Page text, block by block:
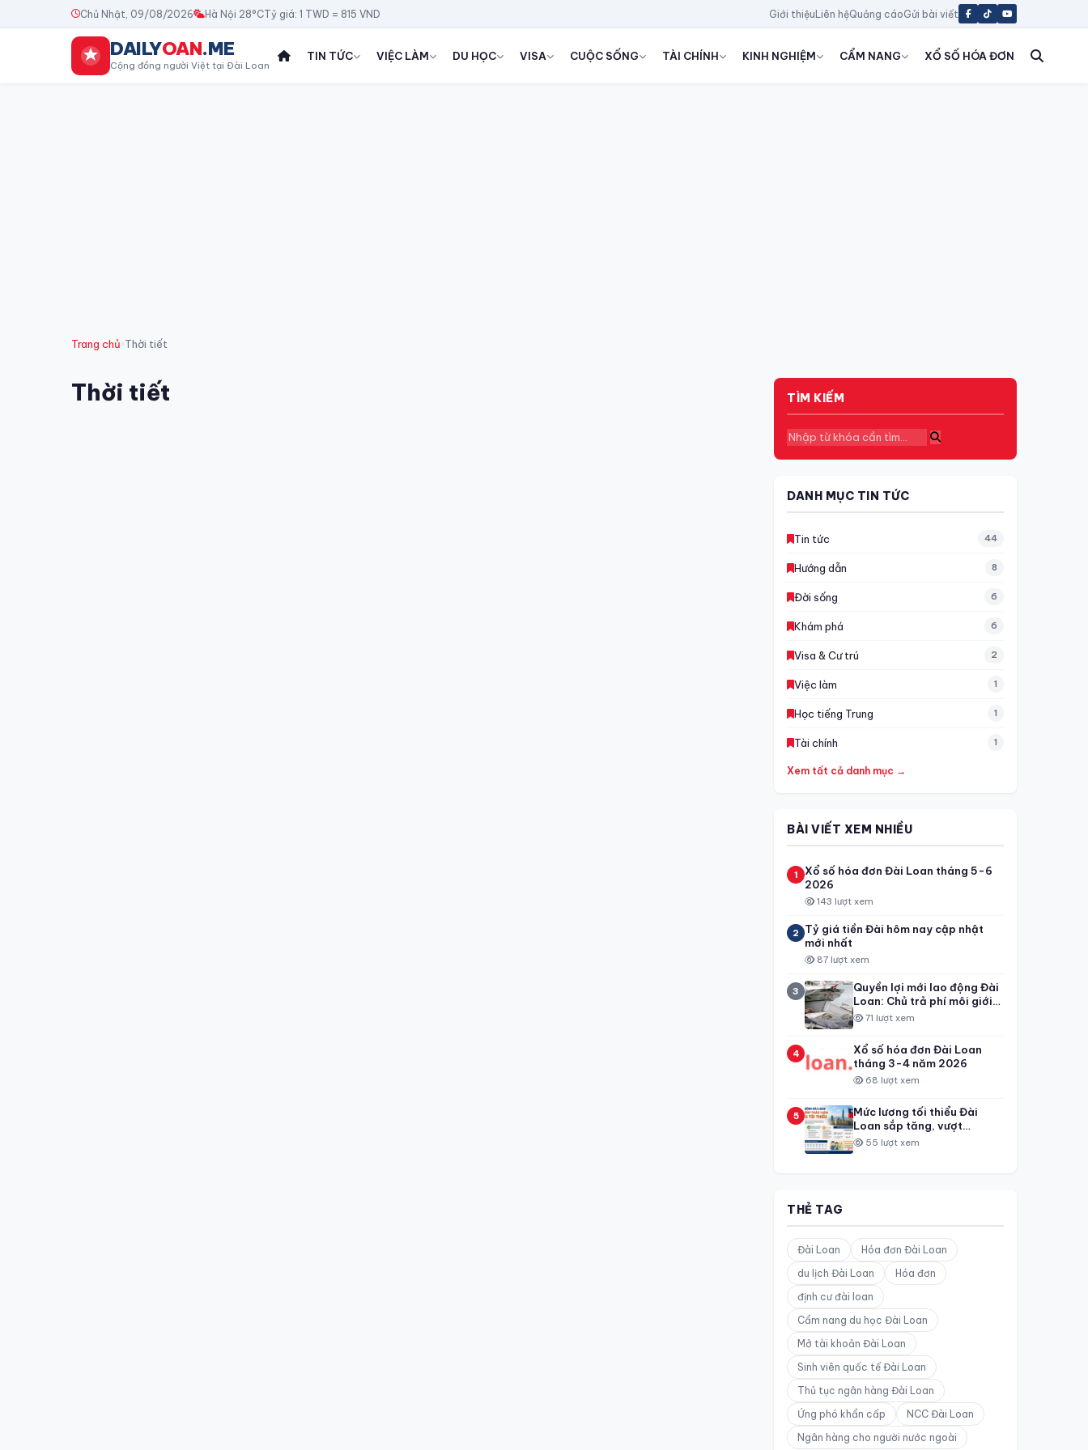
Chủ Nhật, 09/08/2026 Hà Nội 28°CTỷ giá: 1 TWD = 815 VND Giới thiệuLiên hệQuảng cáoGửi bài viết
DAILYOAN.ME
Cộng đồng người Việt tại Đài Loan
TIN TỨC VIỆC LÀM DU HỌC VISA CUỘC SỐNG TÀI CHÍNH KINH NGHIỆM CẨM NANG XỔ SỐ HÓA ĐƠN
Trang chủ›Thời tiết
Thời tiết TÌM KIẾM
DANH MỤC TIN TỨC
Tin tức 44
Hướng dẫn 8
Đời sống 6
Khám phá 6
Visa & Cư trú 2
Việc làm 1
Học tiếng Trung 1
Tài chính 1
Xem tất cả danh mục →
BÀI VIẾT XEM NHIỀU
1
Xổ số hóa đơn Đài Loan tháng 5-6
2026
143 lượt xem
2
Tỷ giá tiền Đài hôm nay cập nhật
mới nhất
87 lượt xem
3
Quyền lợi mới lao động Đài
Loan: Chủ trả phí môi giới
100%
71 lượt xem
4
Xổ số hóa đơn Đài Loan
tháng 3-4 năm 2026
68 lượt xem
5
Mức lương tối thiểu Đài
Loan sắp tăng, vượt
NT$30,000
55 lượt xem
THẺ TAG
Đài Loan
Hóa đơn Đài Loan
du lịch Đài Loan
Hóa đơn
định cư đài loan
Cẩm nang du học Đài Loan
Mở tài khoản Đài Loan
Sinh viên quốc tế Đài Loan
Thủ tục ngân hàng Đài Loan
Ứng phó khẩn cấp
NCC Đài Loan
Ngân hàng cho người nước ngoài